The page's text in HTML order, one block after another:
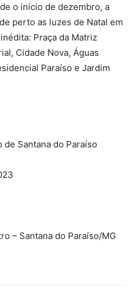
o início de dezembro, a
perto as luzes de Natal em
Praça da Matriz
Cidade Nova, Águas
Paraíso e Jardim
Santana do Paraíso
– Santana do Paraíso/MG